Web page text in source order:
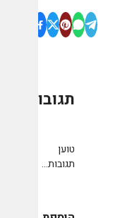
תגובות
טוען
תגובות...